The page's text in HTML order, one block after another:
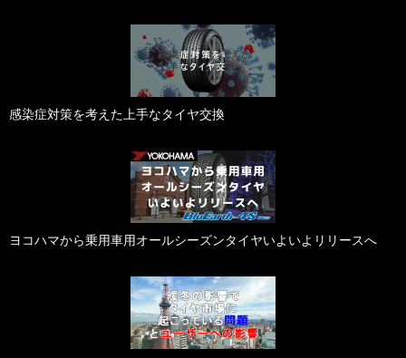
感染症対策を考えた上手なタイヤ交換
ヨコハマから乗用車用オールシーズンタイヤいよいよリリースへ